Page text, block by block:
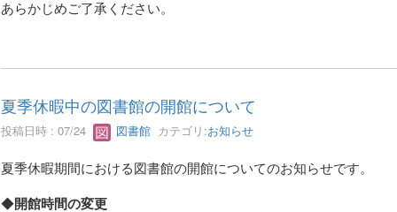
あらかじめご了承ください。
夏季休暇中の図書館の開館について
投稿日時 : 07/24 図書館カテゴリ:お知らせ
夏季休暇期間における図書館の開館についてのお知らせです。
◆開館時間の変更